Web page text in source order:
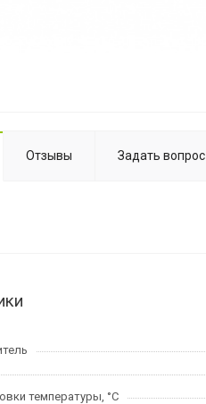
Отзывы Задать вопрос
температуры, °C